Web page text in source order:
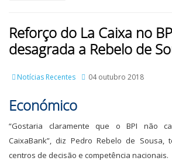
Reforço do La Caixa no
desagrada a Rebelo de
Notícias Recentes 04 outubro 2018
Económico
“Gostaria claramente que o BPI não
CaixaBank”, diz Pedro Rebelo de Sousa,
centros de decisão e competência nacionais.